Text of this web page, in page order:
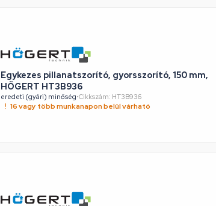
Egykezes pillanatszorító, gyorsszorító, 150 mm,
HÖGERT HT3B936
eredeti (gyári) minőség•Cikkszám: HT3B936
16 vagy több munkanapon belül várható